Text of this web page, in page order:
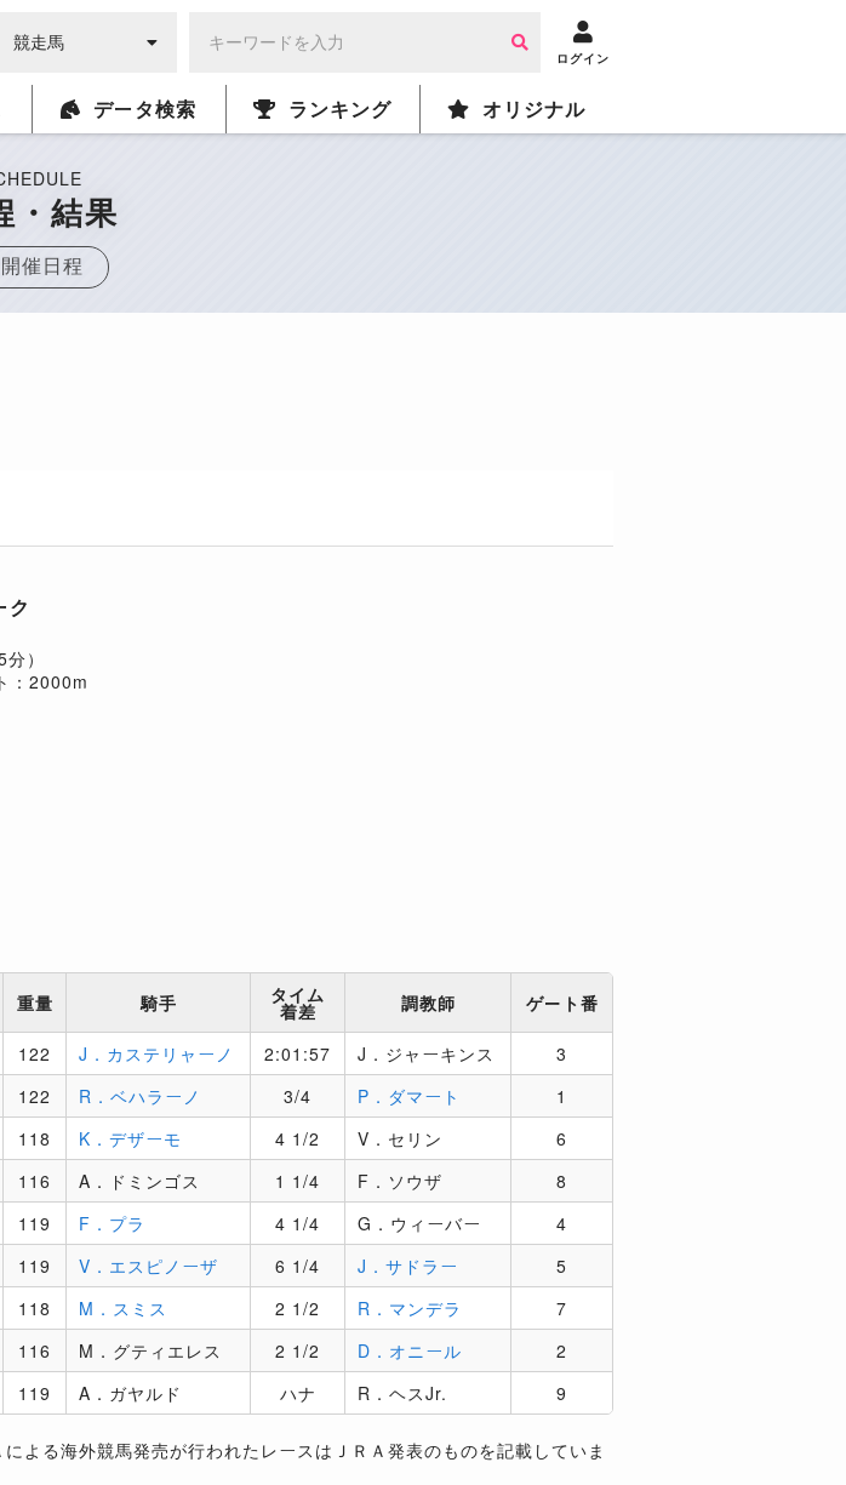
ログイン
データ検索 ランキング オリジナル
・結果
開催日程
ク
）
：2000m
重量 騎手 タイム
着差 調教師 ゲート番
122 J．カステリャーノ 2:01:57 J．ジャーキンス
3
122 R．ベハラーノ 3/4 P．ダマート
1
118 K．デザーモ 4 1/2 V．セリン
6
116 A．ドミンゴス 1 1/4 F．ソウザ
8
119 F．プラ 4 1/4 G．ウィーバー
4
119 V．エスピノーザ 6 1/4 J．サドラー
5
118 M．スミス 2 1/2 R．マンデラ
7
116 M．グティエレス 2 1/2 D．オニール
2
119 A．ガヤルド ハナ R．ヘスJr. 9
よる海外競馬発売が行われたレースはＪＲＡ発表のものを記載していま